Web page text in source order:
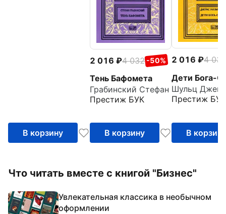
В корзину
2 016 4 032 -50%
Тень Бафомета
Грабинский Стефан
Престиж БУК
В корзину
2 016
4 032
Дети Бога-
Престиж БУК
В корзину
Что читать вместе с книгой "Бизнес"
Увлекательная классика в необычном
оформлении